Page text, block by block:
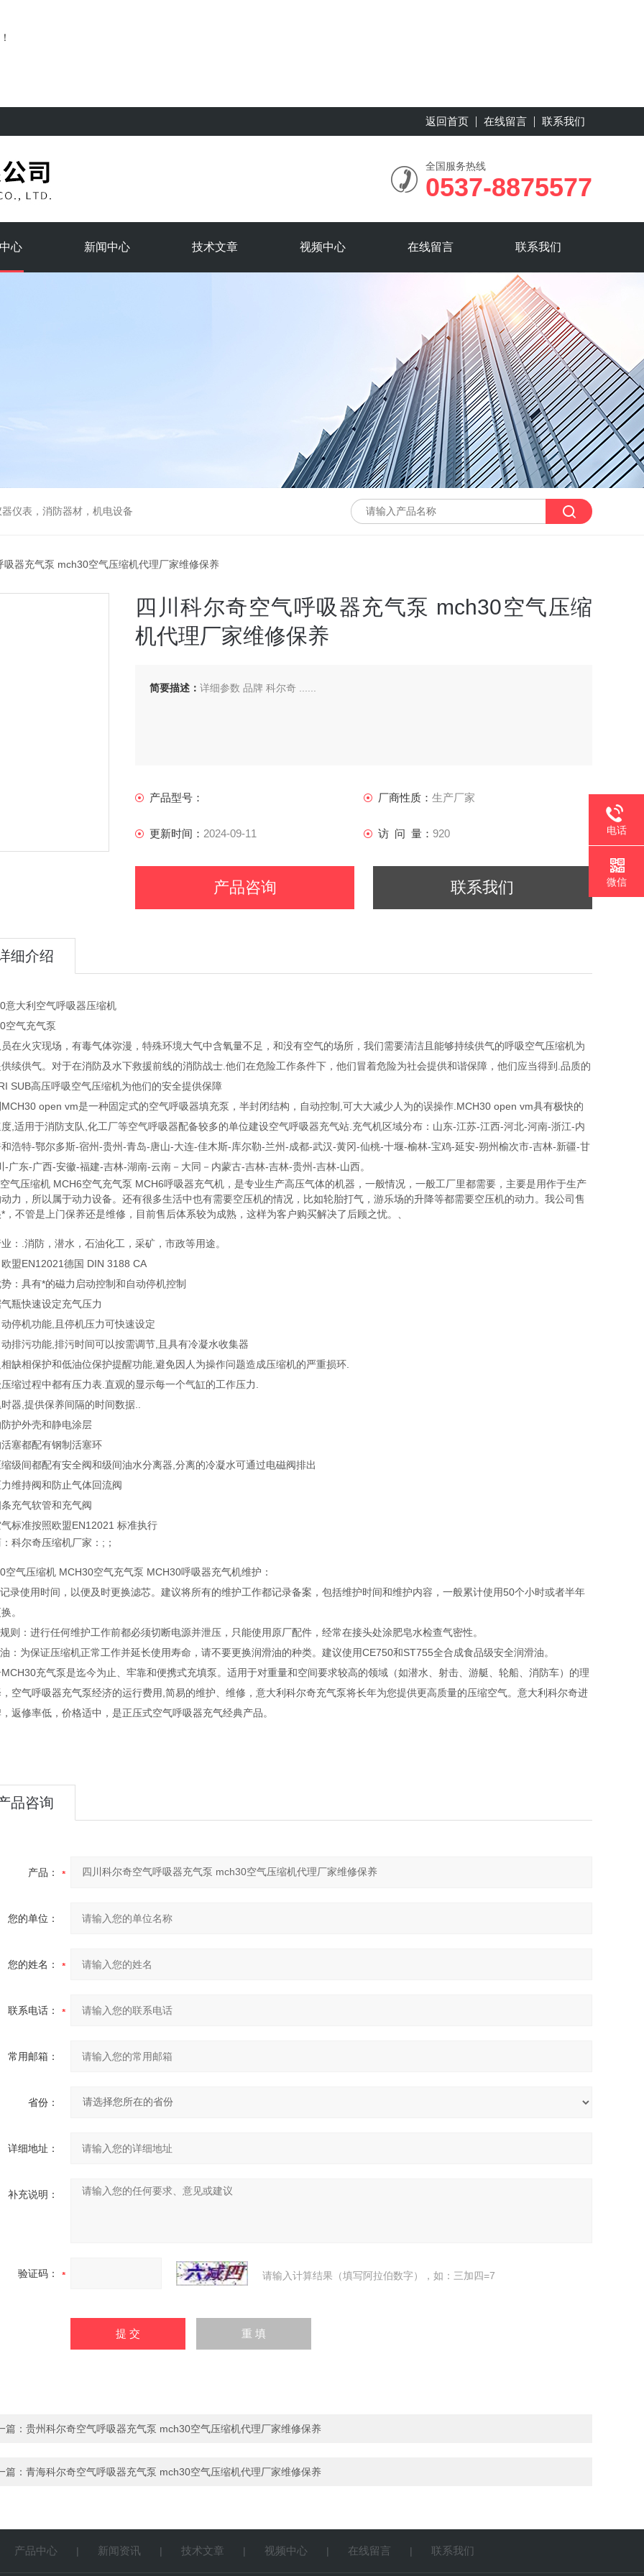
返回首页 在线留言 联系我们
全国服务热线
0537-8875577
心 新闻中心 技术文章 视频中心 在线留言 联系我们
仪表，消防器材，机电设备
充气泵 mch30空气压缩机代理厂家维修保养
四川科尔奇空气呼吸器充气泵 mch30空气压缩
机代理厂家维修保养
简要描述： 详细参数 品牌 科尔奇 ......
产品型号： 厂商性质： 生产厂家
更新时间： 2024-09-11 访 问 量： 920
产品咨询 联系我们
细介绍
意大利空气呼吸器压缩机
空气充气泵
在火灾现场，有毒气体弥漫，特殊环境大气中含氧量不足，和没有空气的场所，我们需要清洁且能够持续供气的呼吸空气压缩机为
续供气。对于在消防及水下救援前线的消防战士.他们在危险工作条件下，他们冒着危险为社会提供和谐保障，他们应当得到.品质的
SUB高压呼吸空气压缩机为他们的安全提供保障
open vm是一种固定式的空气呼吸器填充泵，半封闭结构，自动控制,可大大减少人为的误操作.MCH30 open vm具有极快的
,适用于消防支队,化工厂等空气呼吸器配备较多的单位建设空气呼吸器充气站.充气机区域分布：山东-江苏-江西-河北-河南-浙江-内
浩特-鄂尔多斯-宿州-贵州-青岛-唐山-大连-佳木斯-库尔勒-兰州-成都-武汉-黄冈-仙桃-十堰-榆林-宝鸡-延安-朔州榆次市-吉林-新疆-甘
-广东-广西-安徽-福建-吉林-湖南-云南－大同－内蒙古-吉林-吉林-贵州-吉林-山西。
气压缩机 MCH6空气充气泵 MCH6呼吸器充气机，是专业生产高压气体的机器，一般情况，一般工厂里都需要，主要是用作于生产
力，所以属于动力设备。还有很多生活中也有需要空压机的情况，比如轮胎打气，游乐场的升降等都需要空压机的动力。我公司售
，不管是上门保养还是维修，目前售后体系较为成熟，这样为客户购买解决了后顾之忧。、
：.消防，潜水，石油化工，采矿，市政等用途。
盟EN12021德国 DIN 3188 CA
：具有*的磁力启动控制和自动停机控制
瓶快速设定充气压力
停机功能,且停机压力可快速设定
排污功能,排污时间可以按需调节,且具有冷凝水收集器
缺相保护和低油位保护提醒功能,避免因人为操作问题造成压缩机的严重损环.
缩过程中都有压力表.直观的显示每一个气缸的工作压力.
器,提供保养间隔的时间数据..
护外壳和静电涂层
塞都配有钢制活塞环
级间都配有安全阀和级间油水分离器,分离的冷凝水可通过电磁阀排出
维持阀和防止气体回流阀
充气软管和充气阀
标准按照欧盟EN12021 标准执行
科尔奇压缩机厂家：;；
空气压缩机 MCH30空气充气泵 MCH30呼吸器充气机维护：
录使用时间，以便及时更换滤芯。建议将所有的维护工作都记录备案，包括维护时间和维护内容，一般累计使用50个小时或者半年
。
则：进行任何维护工作前都必须切断电源并泄压，只能使用原厂配件，经常在接头处涂肥皂水检查气密性。
：为保证压缩机正常工作并延长使用寿命，请不要更换润滑油的种类。建议使用CE750和ST755全合成食品级安全润滑油。
充气泵是迄今为止、牢靠和便携式充填泵。适用于对重量和空间要求较高的领域（如潜水、射击、游艇、轮船、消防车）的理
空气呼吸器充气泵经济的运行费用,简易的维护、维修，意大利科尔奇充气泵将长年为您提供更高质量的压缩空气。意大利科尔奇进
返修率低，价格适中，是正压式空气呼吸器充气经典产品。
品咨询
产品：
您的单位：
您的姓名：
联系电话：
常用邮箱：
省份：
详细地址：
补充说明：
验证码： 请输入计算结果（填写阿拉伯数字），如：三加四=7
篇： 贵州科尔奇空气呼吸器充气泵 mch30空气压缩机代理厂家维修保养
篇： 青海科尔奇空气呼吸器充气泵 mch30空气压缩机代理厂家维修保养
产品中心 | 新闻资讯 | 技术文章 | 视频中心 | 在线留言 | 联系我们
电话
微信